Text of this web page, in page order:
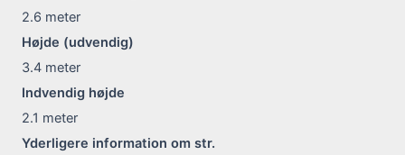
2.6 meter
Højde (udvendig)
3.4 meter
Indvendig højde
2.1 meter
Yderligere information om str.